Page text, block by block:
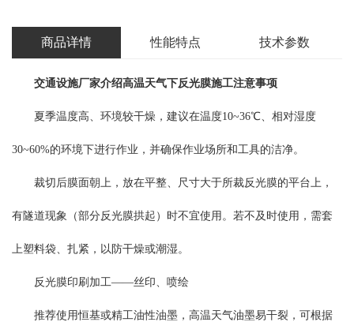
商品详情 性能特点 技术参数
交通设施厂家介绍高温天气下反光膜施工注意事项
夏季温度高、环境较干燥，建议在温度10~36℃、相对湿度
30~60%的环境下进行作业，并确保作业场所和工具的洁净。
裁切后膜面朝上，放在平整、尺寸大于所裁反光膜的平台上，
有隧道现象（部分反光膜拱起）时不宜使用。若不及时使用，需套
上塑料袋、扎紧，以防干燥或潮湿。
反光膜印刷加工——丝印、喷绘
推荐使用恒基或精工油性油墨，高温天气油墨易干裂，可根据